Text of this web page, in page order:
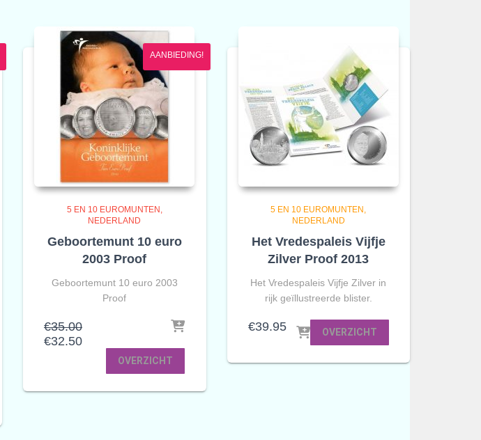
AANBIEDING!
5 EN 10 EUROMUNTEN
NEDERLAND
Geboortemunt 10 euro
2003 Proof
Geboortemunt 10 euro 2003
Proof
€35.00Oorspronkelijke
prijs
€35.00.
€32.50Huidige
OVERZICHT
5 EN 10 EUROMUNTEN
NEDERLAND
Het Vredespaleis Vijfje
Zilver Proof 2013
Het Vredespaleis Vijfje Zilver in
rijk geïllustreerde blister.
€39.95 OVERZICHT